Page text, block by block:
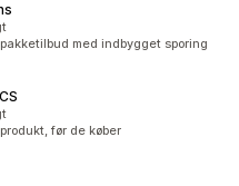
med indbygget sporing
før de køber